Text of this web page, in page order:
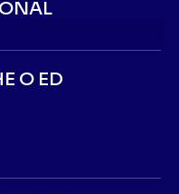
O ED